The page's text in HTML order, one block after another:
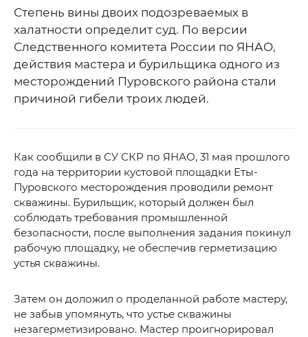
Степень вины двоих подозреваемых в
халатности определит суд. По версии
Следственного комитета России по ЯНАО,
действия мастера и бурильщика одного из
месторождений Пуровского района стали
причиной гибели троих людей.
Как сообщили в СУ СКР по ЯНАО, 31 мая прошлого
года на территории кустовой площадки Еты-
Пуровского месторождения проводили ремонт
скважины. Бурильщик, который должен был
соблюдать требования промышленной
безопасности, после выполнения задания покинул
рабочую площадку, не обеспечив герметизацию
устья скважины.
Затем он доложил о проделанной работе мастеру,
не забыв упомянуть, что устье скважины
незагерметизировано. Мастер проигнорировал